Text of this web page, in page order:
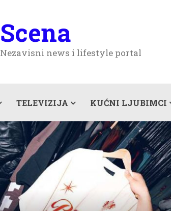
Scena
Nezavisni news i lifestyle portal
TELEVIZIJA KUĆNI LJUBIMCI